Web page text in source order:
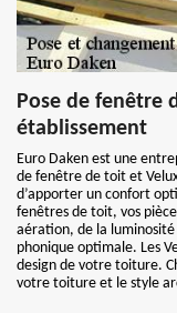
Pose de fenêtre
établissement
Euro Daken est une
de fenêtre de toit et
d’apporter un confort
fenêtres de toit, vos
aération, de la
phonique optimale. Les
design de votre toiture.
votre toiture et le style